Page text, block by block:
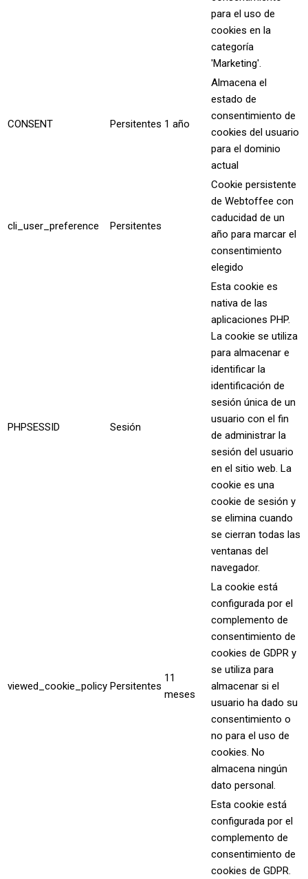
para el uso de
cookies en la
categoría
'Marketing'.
CONSENT Persitentes 1 año
Almacena el
estado de
consentimiento de
cookies del usuario
para el dominio
actual
cli_user_preference Persitentes
Cookie persistente
de Webtoffee con
caducidad de un
año para marcar el
consentimiento
elegido
PHPSESSID Sesión
Esta cookie es
nativa de las
aplicaciones PHP.
La cookie se utiliza
para almacenar e
identificar la
identificación de
sesión única de un
usuario con el fin
de administrar la
sesión del usuario
en el sitio web. La
cookie es una
cookie de sesión y
se elimina cuando
se cierran todas las
ventanas del
navegador.
viewed_cookie_policy Persitentes
11
meses
La cookie está
configurada por el
complemento de
consentimiento de
cookies de GDPR y
se utiliza para
almacenar si el
usuario ha dado su
consentimiento o
no para el uso de
cookies. No
almacena ningún
dato personal.
Esta cookie está
configurada por el
complemento de
consentimiento de
cookies de GDPR.